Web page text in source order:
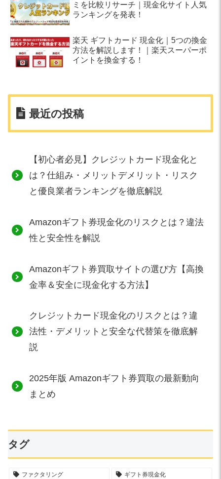
ミを比較リサーチ｜現金化サイト人気
ランキングを発表！
楽天 ギフトカード 現金化｜5つの換金
方法を解説します！｜楽天スーパーポ
イントを換金する！
最近の投稿
【初心者必見】クレジットカード現金化と
は？仕組み・メリットデメリット・リスク
と優良業者ランキングを徹底解説
Amazonギフト券現金化のリスクとは？違法
性と安全性を解説
Amazonギフト券買取サイトの選び方【高換
金率＆安全に現金化する方法】
クレジットカード現金化のリスクとは？違
法性・デメリットと安全な代替策を徹底解
説
2025年版 Amazonギフト券買取の最新動向
まとめ
タグ
ファクタリング ギフト券現金化